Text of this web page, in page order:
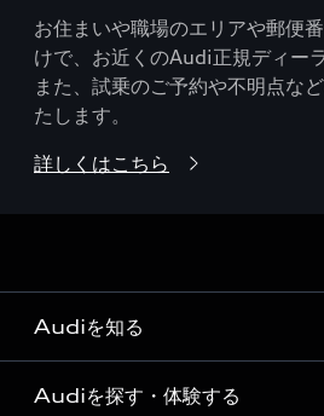
お住まいや職場のエリアや郵便
けで、お近くのAudi正規ディー
また、試乗のご予約や不明点な
たします。
詳しくはこちら
Audiを知る
Audi ブランド
Audiを探す・体験する